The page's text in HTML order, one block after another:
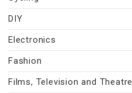
DIY
Electronics
Fashion
Films, Television and Theatre